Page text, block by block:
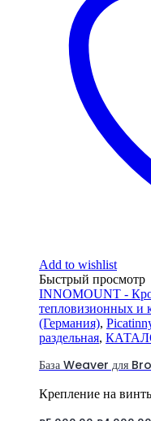
Add to wishlist
Быстрый просмотр
INNOMOUNT -
тепловизионных и
(Германия),
раздельная,
База Weaver для
Крепление на